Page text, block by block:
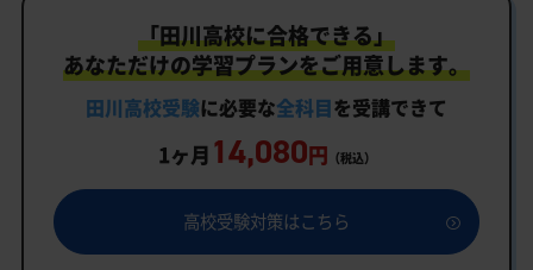
「田川高校に合格できる」
あなただけの学習プランをご用意します。
田川高校受験に必要な全科目を受講できて
1ヶ月 14,080円 （税込）
高校受験対策はこちら